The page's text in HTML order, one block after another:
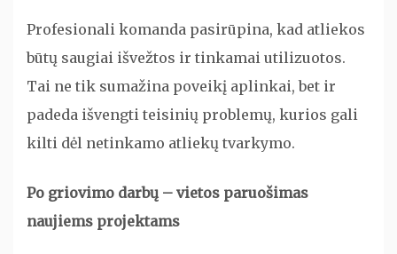
Profesionali komanda pasirūpina, kad atliekos
būtų saugiai išvežtos ir tinkamai utilizuotos.
Tai ne tik sumažina poveikį aplinkai, bet ir
padeda išvengti teisinių problemų, kurios gali
kilti dėl netinkamo atliekų tvarkymo.
Po griovimo darbų – vietos paruošimas
naujiems projektams